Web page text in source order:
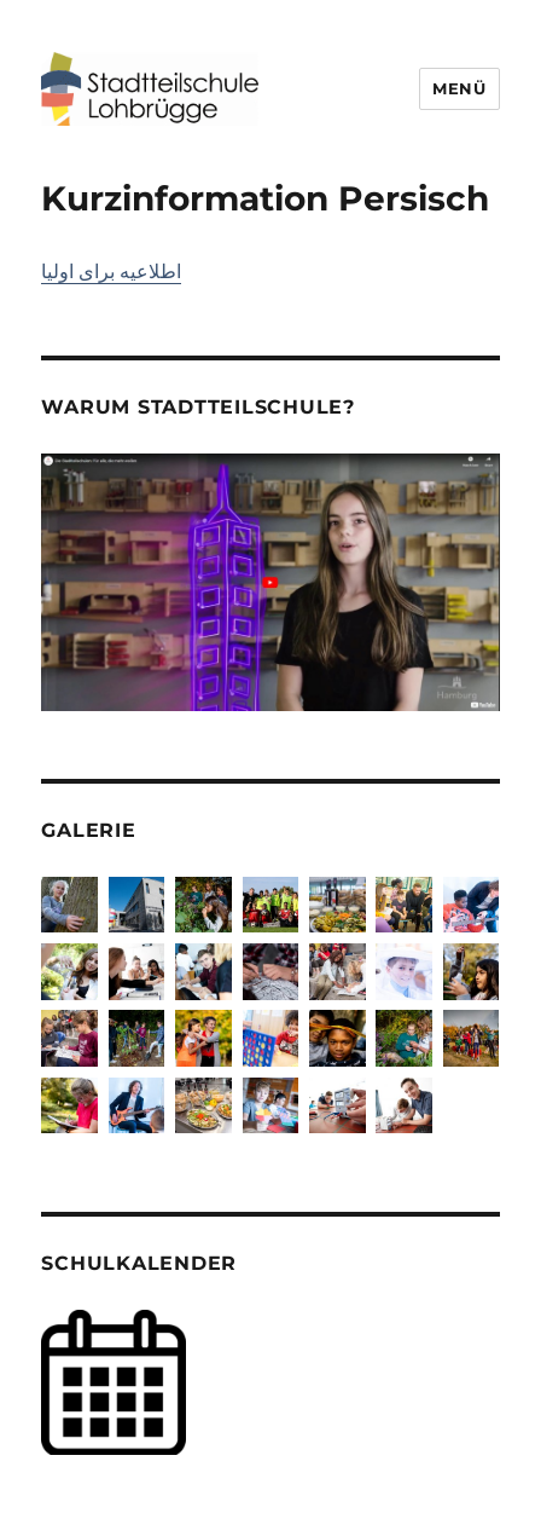
MENÜ
Kurzinformation Persisch
اطلاعیه برای اولیا
WARUM STADTTEILSCHULE?
GALERIE
SCHULKALENDER